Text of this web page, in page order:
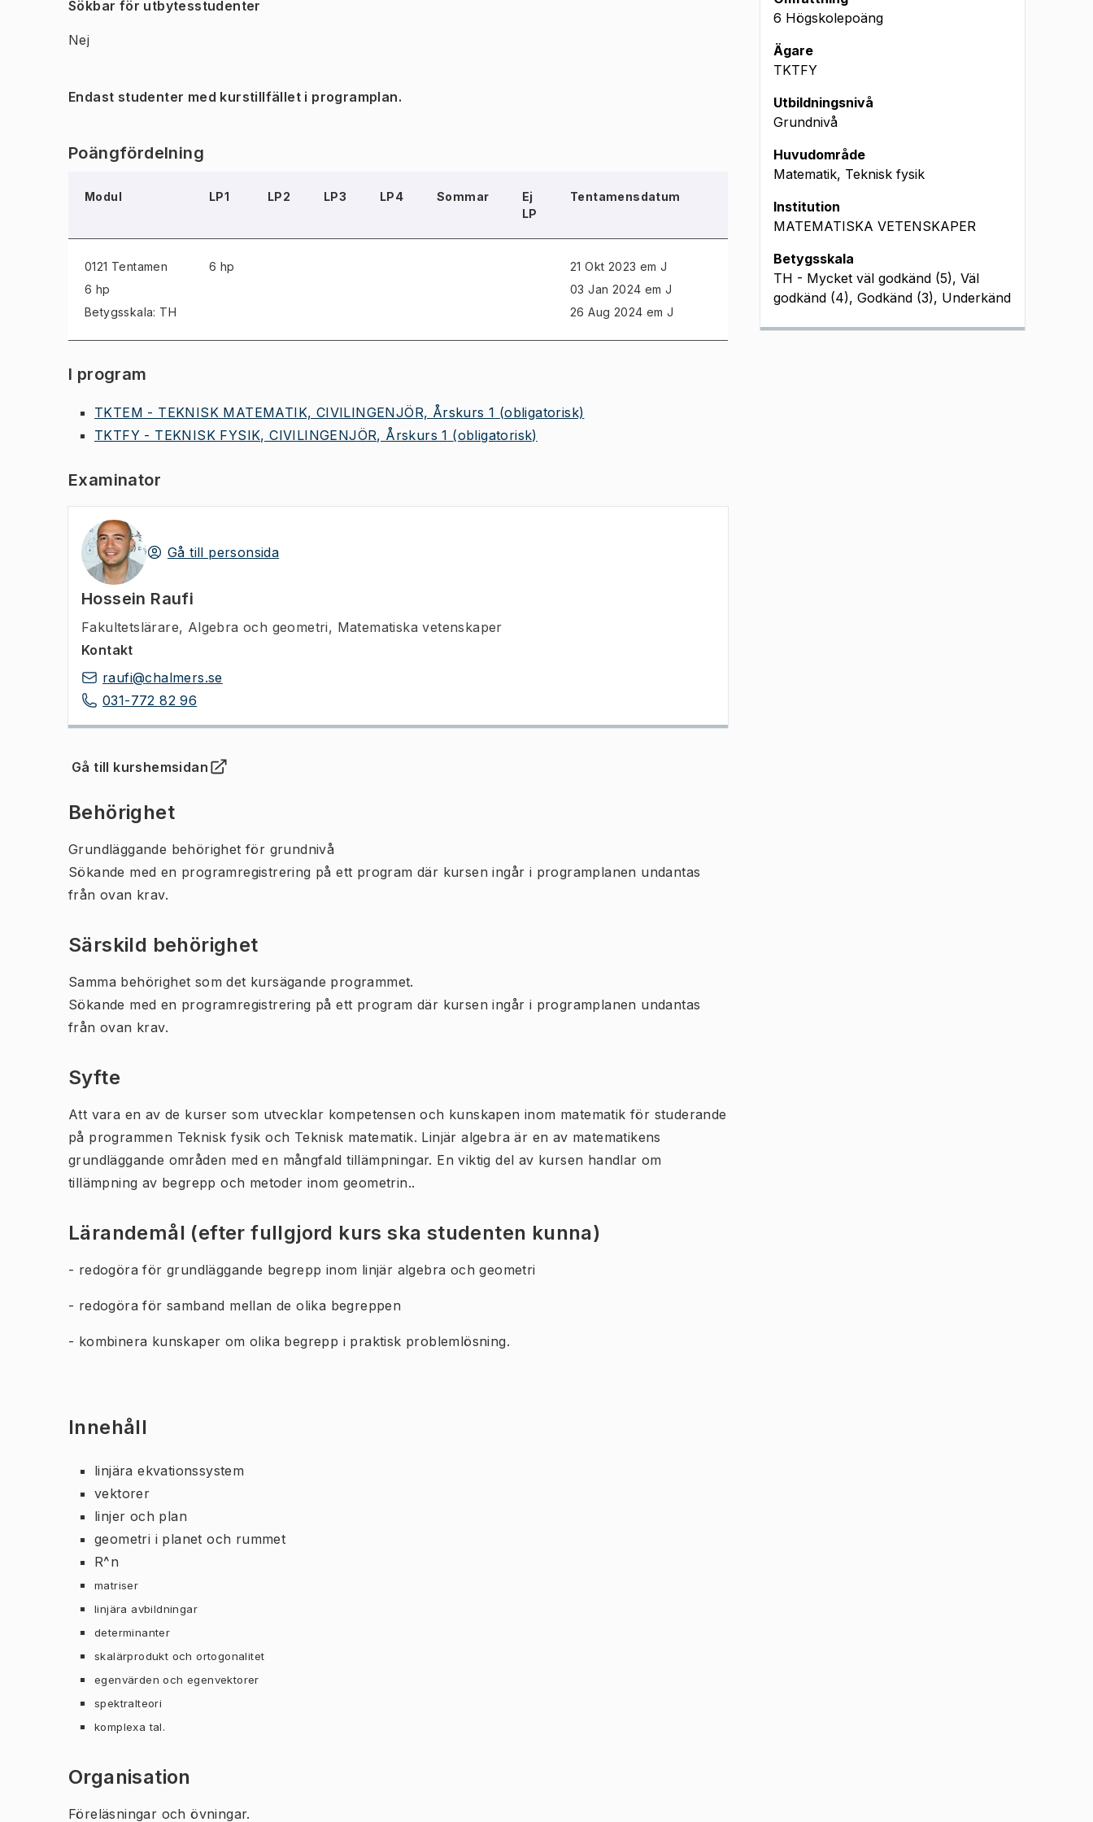
Sökbar för utbytesstudenter
Nej
Endast studenter med kurstillfället i programplan.
Poängfördelning
Modul LP1 LP2 LP3 LP4 Sommar
Ej
LP
Tentamensdatum
0121 Tentamen
6 hp
Betygsskala: TH
6 hp
21 Okt 2023 em J
03 Jan 2024 em J
26 Aug 2024 em J
I program
TKTEM - TEKNISK MATEMATIK, CIVILINGENJÖR, Årskurs 1 (obligatorisk)
TKTFY - TEKNISK FYSIK, CIVILINGENJÖR, Årskurs 1 (obligatorisk)
Examinator
Gå till personsida
Hossein Raufi
Fakultetslärare, Algebra och geometri, Matematiska vetenskaper
Kontakt
raufi@chalmers.se
031-772 82 96
Gå till kurshemsidan
(Öppnas i ny flik)
Behörighet
Grundläggande behörighet för grundnivå
Sökande med en programregistrering på ett program där kursen ingår i programplanen undantas
från ovan krav.
Särskild behörighet
Samma behörighet som det kursägande programmet.
Sökande med en programregistrering på ett program där kursen ingår i programplanen undantas
från ovan krav.
Syfte
Att vara en av de kurser som utvecklar kompetensen och kunskapen inom matematik för studerande
på programmen Teknisk fysik och Teknisk matematik. Linjär algebra är en av matematikens
grundläggande områden med en mångfald tillämpningar. En viktig del av kursen handlar om
tillämpning av begrepp och metoder inom geometrin..
Lärandemål (efter fullgjord kurs ska studenten kunna)
- redogöra för grundläggande begrepp inom linjär algebra och geometri
- redogöra för samband mellan de olika begreppen
- kombinera kunskaper om olika begrepp i praktisk problemlösning.
Innehåll
linjära ekvationssystem
vektorer
linjer och plan
geometri i planet och rummet
R^n
matriser
linjära avbildningar
determinanter
skalärprodukt och ortogonalitet
egenvärden och egenvektorer
spektralteori
komplexa tal.
Organisation
Föreläsningar och övningar.
6 Högskolepoäng
Ägare
TKTFY
Utbildningsnivå
Grundnivå
Huvudområde
Matematik, Teknisk fysik
Institution
MATEMATISKA VETENSKAPER
Betygsskala
TH - Mycket väl godkänd (5), Väl
godkänd (4), Godkänd (3), Underkänd